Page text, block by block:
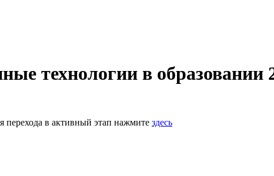
технологии в образовании
перехода в активный этап нажмите здесь